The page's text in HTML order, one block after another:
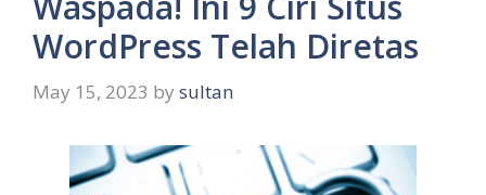
WordPress Telah Diretas
May 15, 2023 by sultan